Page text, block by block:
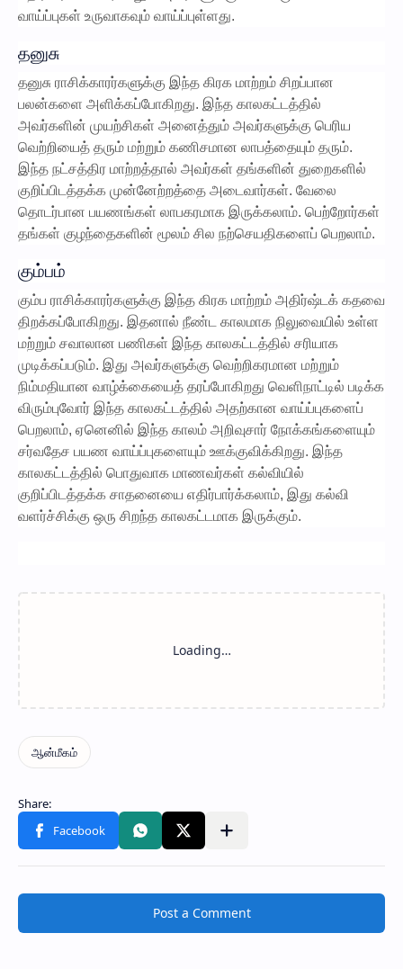
வாய்ப்புகள் உருவாகவும் வாய்ப்புள்ளது.
தனுசு
தனுசு ராசிக்காரர்களுக்கு இந்த கிரக மாற்றம் சிறப்பான
பலன்களை அளிக்கப்போகிறது. இந்த காலகட்டத்தில்
அவர்களின் முயற்சிகள் அனைத்தும் அவர்களுக்கு பெரிய
வெற்றியைத் தரும் மற்றும் கணிசமான லாபத்தையும் தரும்.
இந்த நட்சத்திர மாற்றத்தால் அவர்கள் தங்களின் துறைகளில்
குறிப்பிடத்தக்க முன்னேற்றத்தை அடைவார்கள். வேலை
தொடர்பான பயணங்கள் லாபகரமாக இருக்கலாம். பெற்றோர்கள்
தங்கள் குழந்தைகளின் மூலம் சில நற்செயதிகளைப் பெறலாம்.
கும்பம்
கும்ப ராசிக்காரர்களுக்கு இந்த கிரக மாற்றம் அதிர்ஷ்டக் கதவை
திறக்கப்போகிறது. இதனால் நீண்ட காலமாக நிலுவையில் உள்ள
மற்றும் சவாலான பணிகள் இந்த காலகட்டத்தில் சரியாக
முடிக்கப்படும். இது அவர்களுக்கு வெற்றிகரமான மற்றும்
நிம்மதியான வாழ்க்கையைத் தரப்போகிறது வெளிநாட்டில் படிக்க
விரும்புவோர் இந்த காலகட்டத்தில் அதற்கான வாய்ப்புகளைப்
பெறலாம், ஏனெனில் இந்த காலம் அறிவுசார் நோக்கங்களையும்
சர்வதேச பயண வாய்ப்புகளையும் ஊக்குவிக்கிறது. இந்த
காலகட்டத்தில் பொதுவாக மாணவர்கள் கல்வியில்
குறிப்பிடத்தக்க சாதனையை எதிர்பார்க்கலாம், இது கல்வி
வளர்ச்சிக்கு ஒரு சிறந்த காலகட்டமாக இருக்கும்.
Post a Comment